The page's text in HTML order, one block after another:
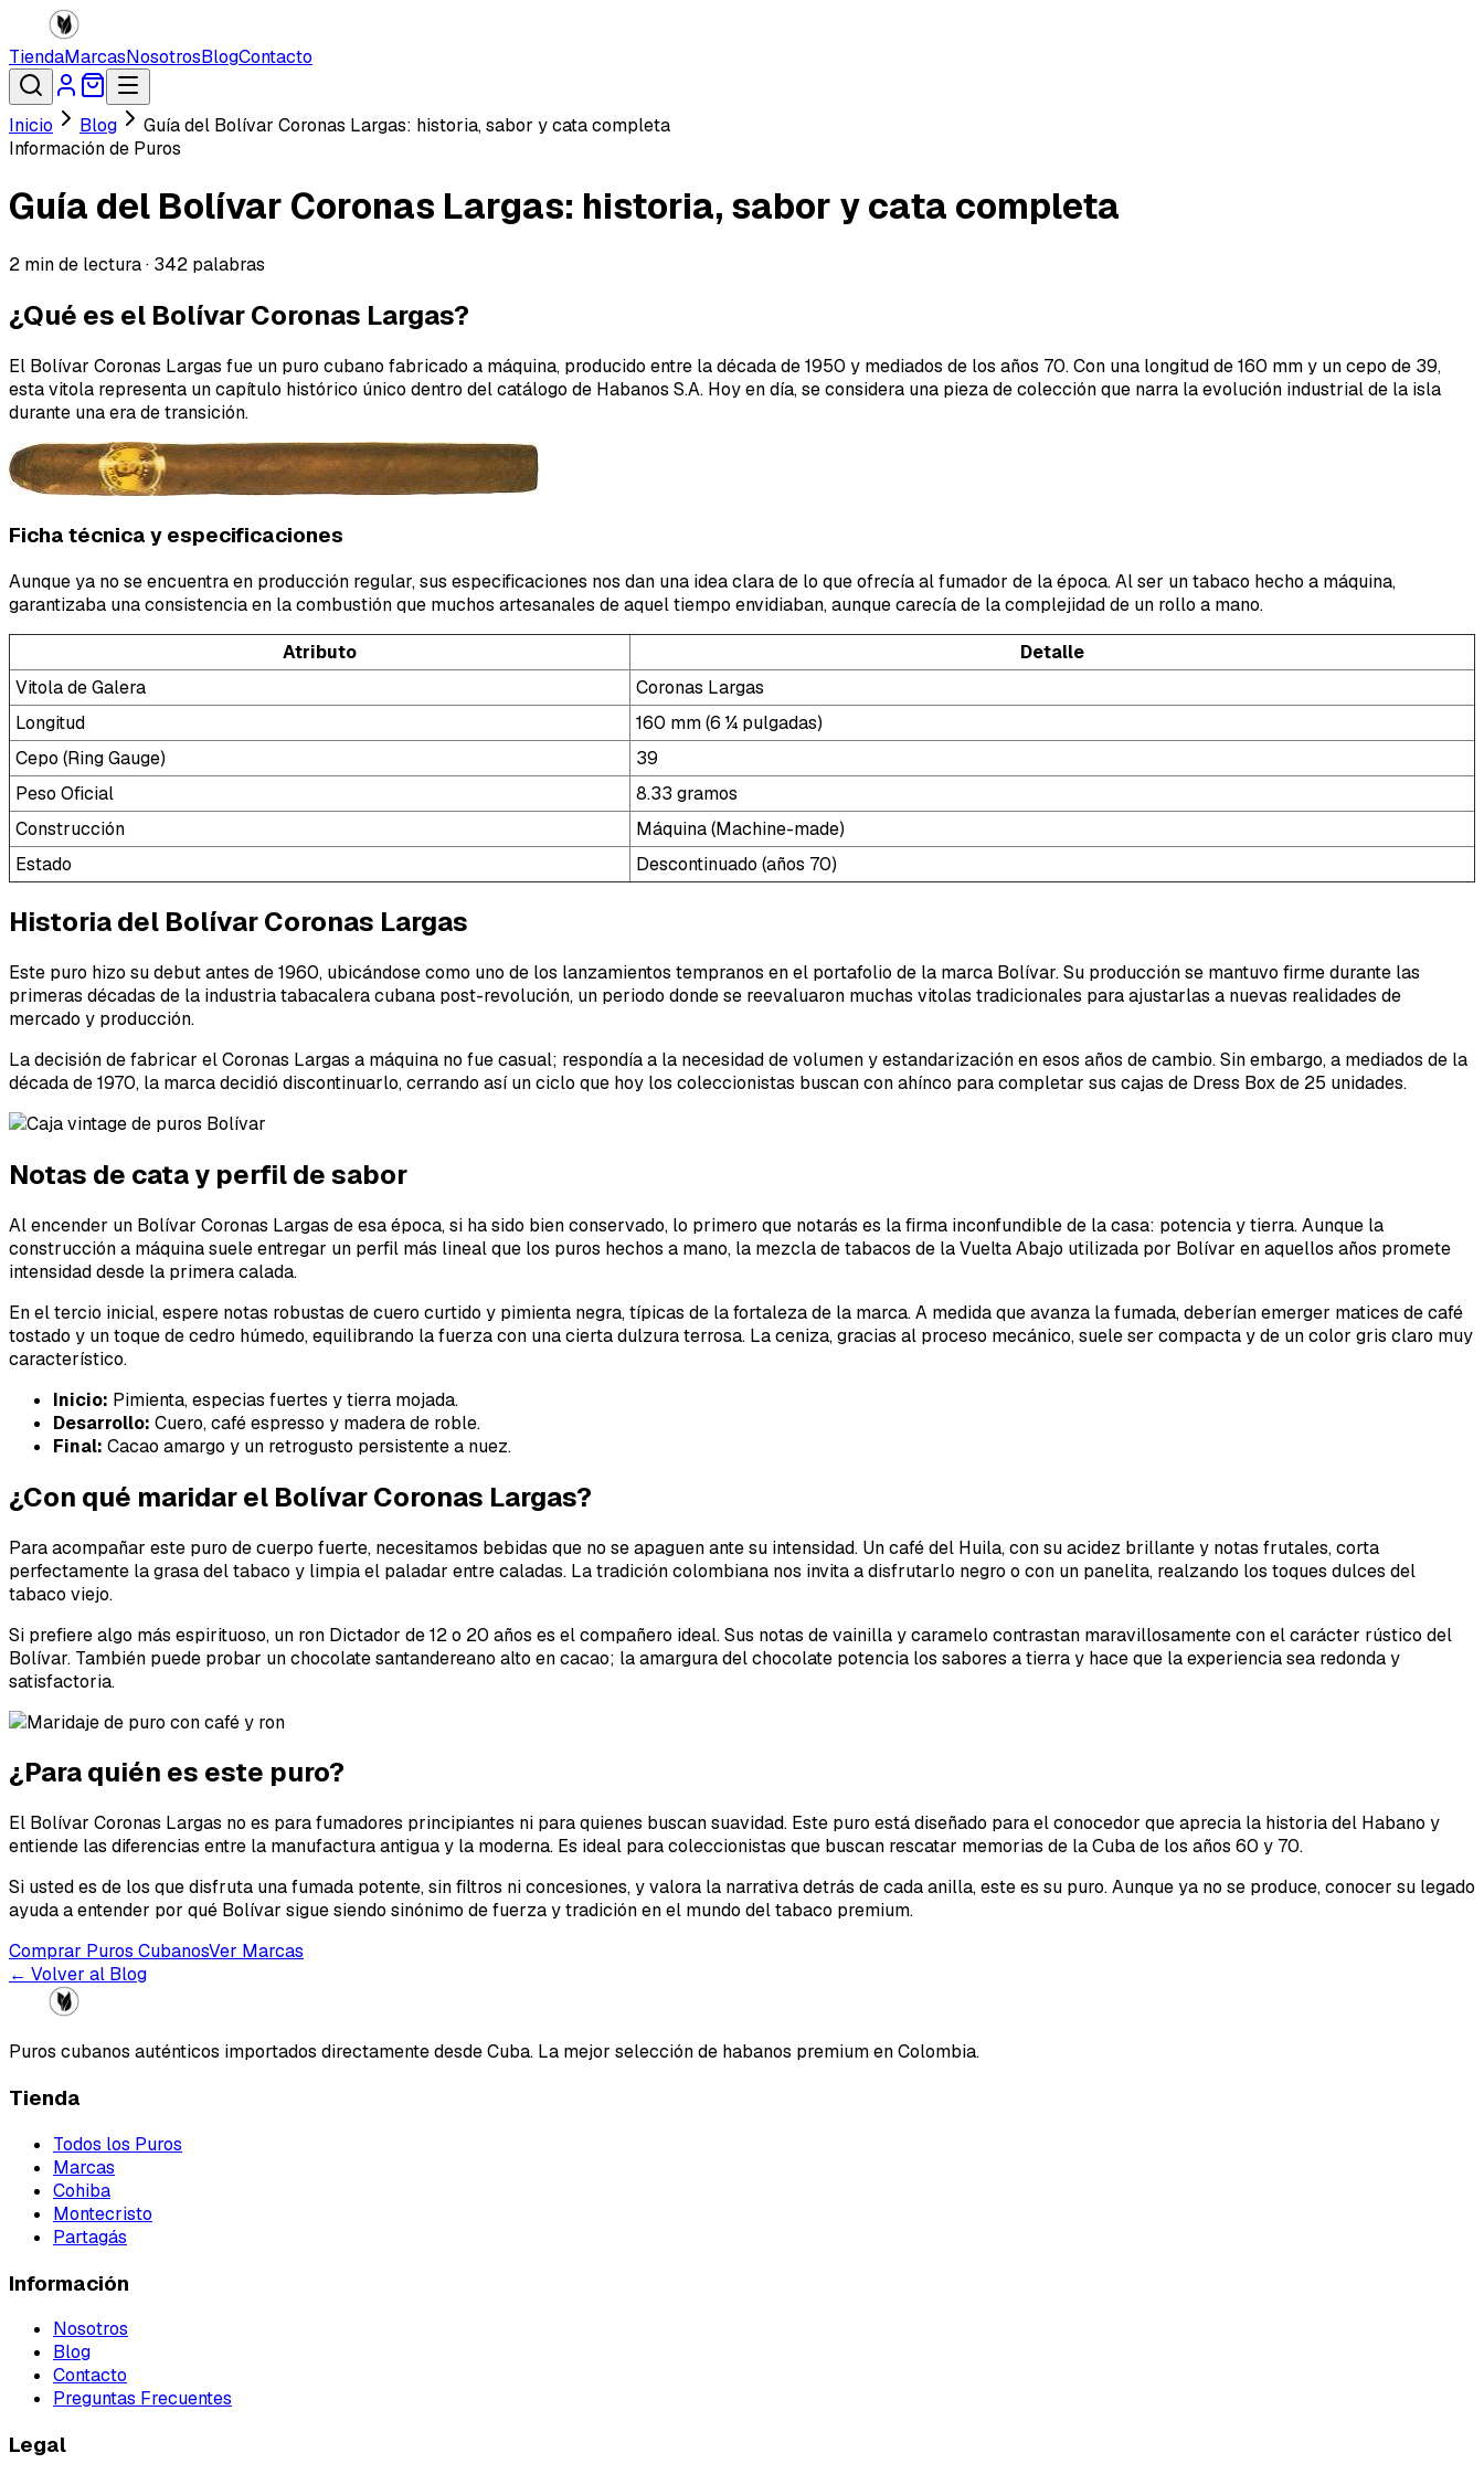
TiendaMarcasNosotrosBlogContacto
Inicio Blog
Guía del Bolívar Coronas Largas: historia, sabor y cata completa
Información de Puros
Guía del Bolívar Coronas Largas: historia, sabor y cata completa
2 min de lectura · 342 palabras
¿Qué es el Bolívar Coronas Largas?
El Bolívar Coronas Largas fue un puro cubano fabricado a máquina, producido entre la década de 1950 y mediados de los años 70. Con una longitud de 160 mm y un cepo de 39,
esta vitola representa un capítulo histórico único dentro del catálogo de Habanos S.A. Hoy en día, se considera una pieza de colección que narra la evolución industrial de la isla
durante una era de transición.
Ficha técnica y especificaciones
Aunque ya no se encuentra en producción regular, sus especificaciones nos dan una idea clara de lo que ofrecía al fumador de la época. Al ser un tabaco hecho a máquina,
garantizaba una consistencia en la combustión que muchos artesanales de aquel tiempo envidiaban, aunque carecía de la complejidad de un rollo a mano.
Atributo
Detalle
Vitola de Galera
Coronas Largas
Longitud
160 mm (6 ¼ pulgadas)
Cepo (Ring Gauge)
39
Peso Oficial
8.33 gramos
Construcción
Máquina (Machine-made)
Estado
Descontinuado (años 70)
Historia del Bolívar Coronas Largas
Este puro hizo su debut antes de 1960, ubicándose como uno de los lanzamientos tempranos en el portafolio de la marca Bolívar. Su producción se mantuvo firme durante las
primeras décadas de la industria tabacalera cubana post-revolución, un periodo donde se reevaluaron muchas vitolas tradicionales para ajustarlas a nuevas realidades de
mercado y producción.
La decisión de fabricar el Coronas Largas a máquina no fue casual; respondía a la necesidad de volumen y estandarización en esos años de cambio. Sin embargo, a mediados de la
década de 1970, la marca decidió discontinuarlo, cerrando así un ciclo que hoy los coleccionistas buscan con ahínco para completar sus cajas de Dress Box de 25 unidades.
Notas de cata y perfil de sabor
Al encender un Bolívar Coronas Largas de esa época, si ha sido bien conservado, lo primero que notarás es la firma inconfundible de la casa: potencia y tierra. Aunque la
construcción a máquina suele entregar un perfil más lineal que los puros hechos a mano, la mezcla de tabacos de la Vuelta Abajo utilizada por Bolívar en aquellos años promete
intensidad desde la primera calada.
En el tercio inicial, espere notas robustas de cuero curtido y pimienta negra, típicas de la fortaleza de la marca. A medida que avanza la fumada, deberían emerger matices de café
tostado y un toque de cedro húmedo, equilibrando la fuerza con una cierta dulzura terrosa. La ceniza, gracias al proceso mecánico, suele ser compacta y de un color gris claro muy
característico.
Inicio: Pimienta, especias fuertes y tierra mojada.
Desarrollo: Cuero, café espresso y madera de roble.
Final: Cacao amargo y un retrogusto persistente a nuez.
¿Con qué maridar el Bolívar Coronas Largas?
Para acompañar este puro de cuerpo fuerte, necesitamos bebidas que no se apaguen ante su intensidad. Un café del Huila, con su acidez brillante y notas frutales, corta
perfectamente la grasa del tabaco y limpia el paladar entre caladas. La tradición colombiana nos invita a disfrutarlo negro o con un panelita, realzando los toques dulces del
tabaco viejo.
Si prefiere algo más espirituoso, un ron Dictador de 12 o 20 años es el compañero ideal. Sus notas de vainilla y caramelo contrastan maravillosamente con el carácter rústico del
Bolívar. También puede probar un chocolate santandereano alto en cacao; la amargura del chocolate potencia los sabores a tierra y hace que la experiencia sea redonda y
satisfactoria.
¿Para quién es este puro?
El Bolívar Coronas Largas no es para fumadores principiantes ni para quienes buscan suavidad. Este puro está diseñado para el conocedor que aprecia la historia del Habano y
entiende las diferencias entre la manufactura antigua y la moderna. Es ideal para coleccionistas que buscan rescatar memorias de la Cuba de los años 60 y 70.
Si usted es de los que disfruta una fumada potente, sin filtros ni concesiones, y valora la narrativa detrás de cada anilla, este es su puro. Aunque ya no se produce, conocer su legado
ayuda a entender por qué Bolívar sigue siendo sinónimo de fuerza y tradición en el mundo del tabaco premium.
Comprar Puros CubanosVer Marcas
← Volver al Blog
Puros cubanos auténticos importados directamente desde Cuba. La mejor selección de habanos premium en Colombia.
Tienda
Todos los Puros
Marcas
Cohiba
Montecristo
Partagás
Información
Nosotros
Blog
Contacto
Preguntas Frecuentes
Legal